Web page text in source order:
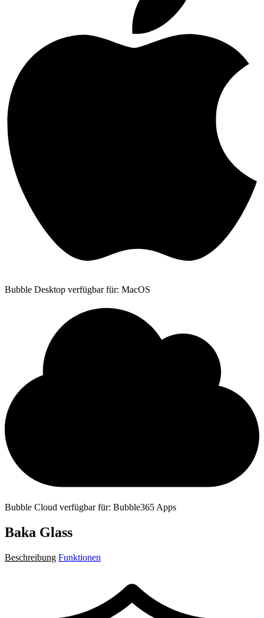
Bubble Desktop verfügbar für: MacOS
Bubble Cloud verfügbar für: Bubble365 Apps
Baka Glass
Beschreibung Funktionen